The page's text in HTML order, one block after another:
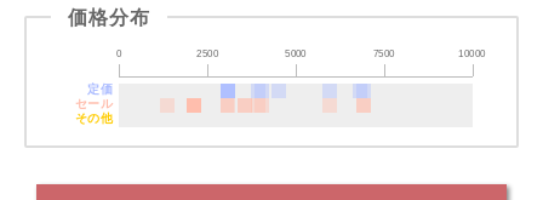
価格分布
0 2500 5000 7500 10000
定価
セール
その他